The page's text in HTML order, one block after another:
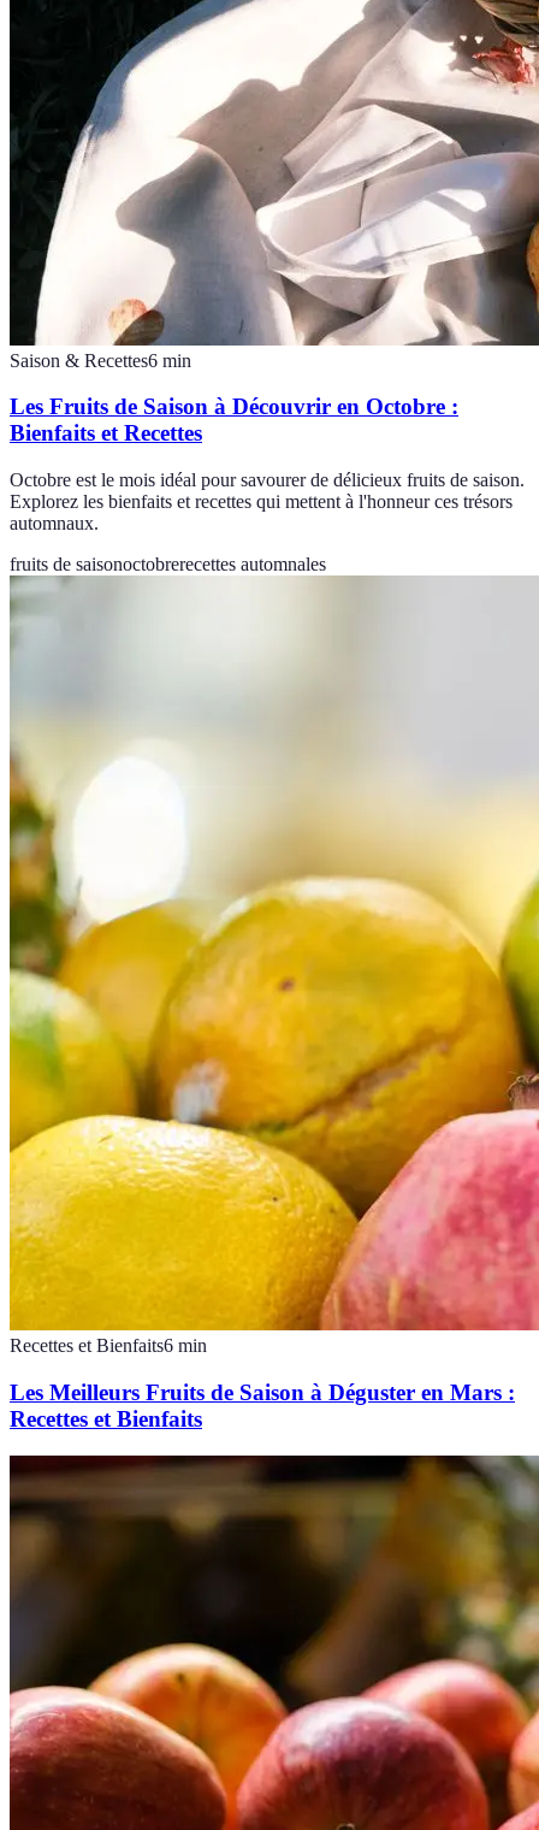
Saison & Recettes6 min
Les Fruits de Saison à Découvrir en Octobre :
Bienfaits et Recettes
Octobre est le mois idéal pour savourer de délicieux fruits de saison.
Explorez les bienfaits et recettes qui mettent à l'honneur ces trésors
automnaux.
fruits de saisonoctobrerecettes automnales
Recettes et Bienfaits6 min
Les Meilleurs Fruits de Saison à Déguster en Mars :
Recettes et Bienfaits